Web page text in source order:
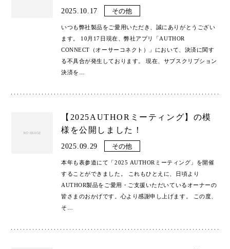
2025.10.17 その他
いつも弊社製品をご愛用いただき、誠にありがとうござい
ます。 10月17日現在、弊社アプリ「AUTHOR
CONNECT（オーサーコネクト）」において、決済に関す
る不具合が発生しております。 現在、サブスクリプション
決済を
【2025AUTHORミーティング】の模
様を公開しました！
2025.09.29 その他
本年も表参道にて「2025 AUTHORミーティング」を開催
することができました。 これもひとえに、日頃より
AUTHOR製品をご愛用・ご支援いただいているオーナーの
皆さまのおかげです。心より感謝申し上げます。 この度、
そ